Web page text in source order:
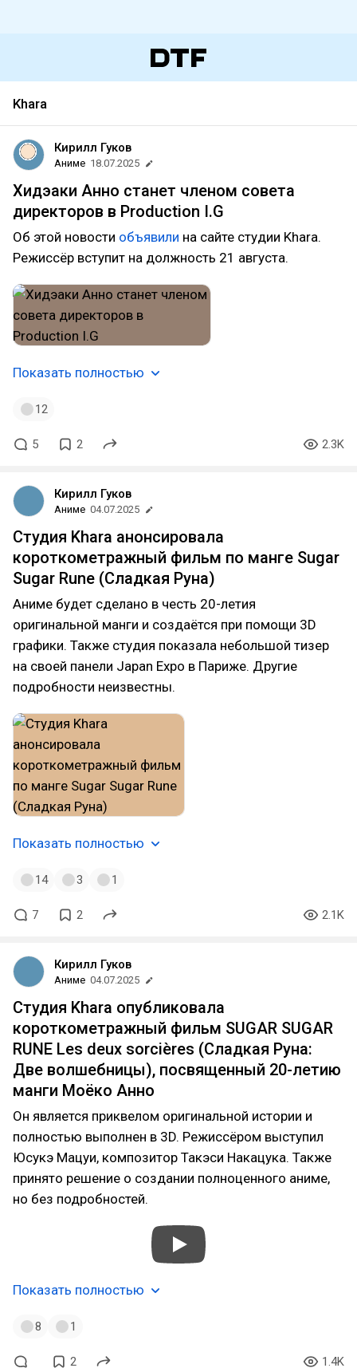
Khara
Кирилл Гуков
Аниме 18.07.2025
Хидэаки Анно станет членом совета
директоров в Production I.G
Об этой новости объявили на сайте студии Khara.
Режиссёр вступит на должность 21 августа.
Показать полностью
12
5 2 2.3K
Кирилл Гуков
Аниме 04.07.2025
Студия Khara анонсировала
короткометражный фильм по манге Sugar
Sugar Rune (Сладкая Руна)
Аниме будет сделано в честь 20-летия
оригинальной манги и создаётся при помощи 3D
графики. Также студия показала небольшой тизер
на своей панели Japan Expo в Париже. Другие
подробности неизвестны.
Показать полностью
14 3 1
7 2 2.1K
Кирилл Гуков
Аниме 04.07.2025
Студия Khara опубликовала
короткометражный фильм SUGAR SUGAR
RUNE Les deux sorcières (Сладкая Руна:
Две волшебницы), посвященный 20-летию
манги Моёко Анно
Он является приквелом оригинальной истории и
полностью выполнен в 3D. Режиссёром выступил
Юсукэ Мацуи, композитор Такэси Накацука. Также
принято решение о создании полноценного аниме,
но без подробностей.
Показать полностью
8 1
2 1.4K